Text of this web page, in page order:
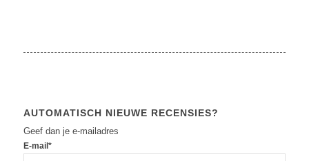
AUTOMATISCH NIEUWE RECENSIES?
Geef dan je e-mailadres
E-mail*